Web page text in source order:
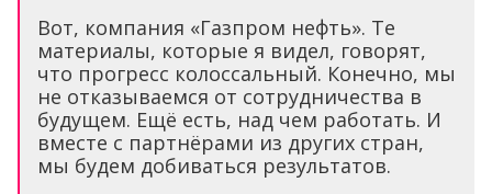
Вот, компания «Газпром нефть». Те
материалы, которые я видел, говорят,
что прогресс колоссальный. Конечно, мы
не отказываемся от сотрудничества в
будущем. Ещё есть, над чем работать. И
вместе с партнёрами из других стран,
мы будем добиваться результатов.